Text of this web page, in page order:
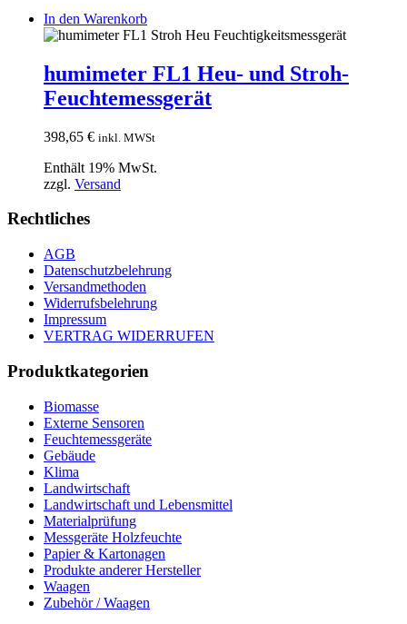
In den Warenkorb
humimeter FL1 Heu- und Stroh-
Feuchtemessgerät
398,65 € inkl. MWSt
Enthält 19% MwSt.
zzgl. Versand
Rechtliches
AGB
Datenschutzbelehrung
Versandmethoden
Widerrufsbelehrung
Impressum
VERTRAG WIDERRUFEN
Produktkategorien
Biomasse
Externe Sensoren
Feuchtemessgeräte
Gebäude
Klima
Landwirtschaft
Landwirtschaft und Lebensmittel
Materialprüfung
Messgeräte Holzfeuchte
Papier & Kartonagen
Produkte anderer Hersteller
Waagen
Zubehör / Waagen